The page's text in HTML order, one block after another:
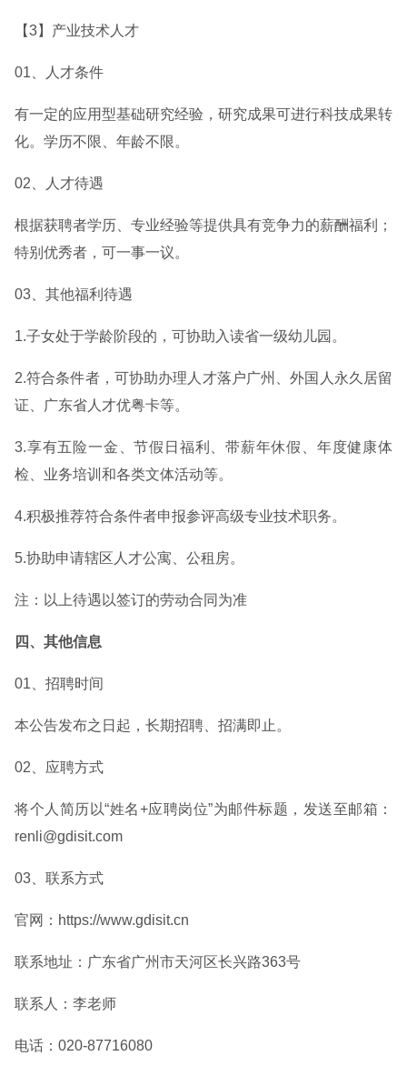
【3】产业技术人才
01、人才条件
有一定的应用型基础研究经验，研究成果可进行科技成果转
化。学历不限、年龄不限。
02、人才待遇
根据获聘者学历、专业经验等提供具有竞争力的薪酬福利；
特别优秀者，可一事一议。
03、其他福利待遇
1.子女处于学龄阶段的，可协助入读省一级幼儿园。
2.符合条件者，可协助办理人才落户广州、外国人永久居留
证、广东省人才优粤卡等。
3.享有五险一金、节假日福利、带薪年休假、年度健康体
检、业务培训和各类文体活动等。
4.积极推荐符合条件者申报参评高级专业技术职务。
5.协助申请辖区人才公寓、公租房。
注：以上待遇以签订的劳动合同为准
四、其他信息
01、招聘时间
本公告发布之日起，长期招聘、招满即止。
02、应聘方式
将个人简历以“姓名+应聘岗位”为邮件标题，发送至邮箱：
renli@gdisit.com
03、联系方式
官网：https://www.gdisit.cn
联系地址：广东省广州市天河区长兴路363号
联系人：李老师
电话：020-87716080